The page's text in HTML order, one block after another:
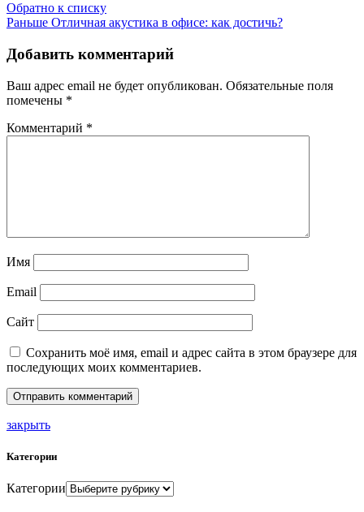
Обратно к списку
Раньше Отличная акустика в офисе: как достичь?
Добавить комментарий
Ваш адрес email не будет опубликован. Обязательные поля
помечены *
Комментарий *
Имя
Email
Сайт
Сохранить моё имя, email и адрес сайта в этом браузере для
последующих моих комментариев.
закрыть
Категории
Категории